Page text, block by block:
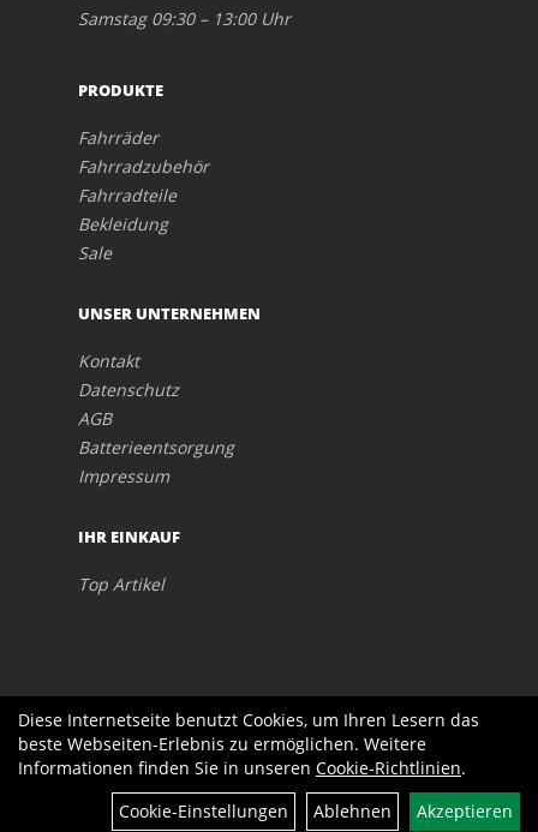
Samstag 09:30 – 13:00 Uhr
PRODUKTE
Fahrräder
Fahrradzubehör
Fahrradteile
Bekleidung
Sale
UNSER UNTERNEHMEN
Kontakt
Datenschutz
AGB
Batterieentsorgung
Impressum
IHR EINKAUF
Top Artikel
Diese Internetseite benutzt Cookies, um Ihren Lesern das
beste Webseiten-Erlebnis zu ermöglichen. Weitere
Informationen finden Sie in unseren Cookie-Richtlinien.
Cookie-Einstellungen
Ablehnen Akzeptieren